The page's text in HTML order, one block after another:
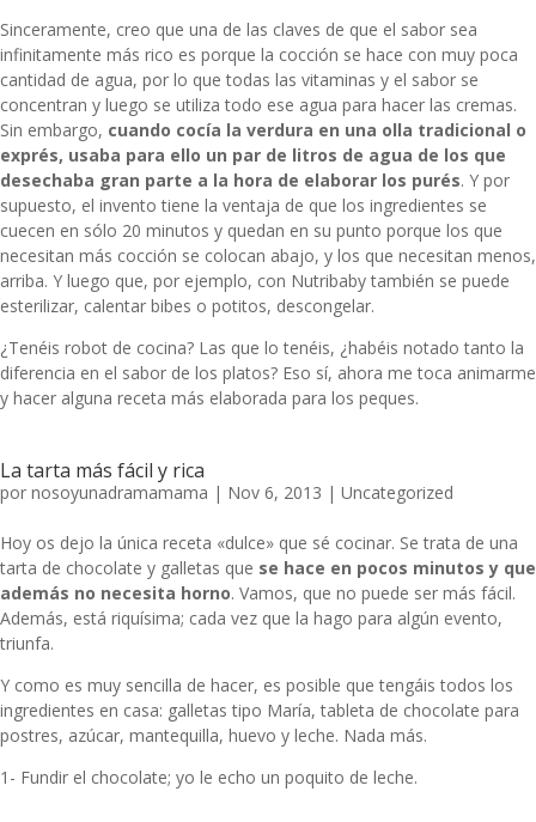
Sinceramente, creo que una de las claves de que el sabor sea
infinitamente más rico es porque la cocción se hace con muy poca
cantidad de agua, por lo que todas las vitaminas y el sabor se
concentran y luego se utiliza todo ese agua para hacer las cremas.
Sin embargo, cuando cocía la verdura en una olla tradicional o
exprés, usaba para ello un par de litros de agua de los que
desechaba gran parte a la hora de elaborar los purés. Y por
supuesto, el invento tiene la ventaja de que los ingredientes se
cuecen en sólo 20 minutos y quedan en su punto porque los que
necesitan más cocción se colocan abajo, y los que necesitan menos,
arriba. Y luego que, por ejemplo, con Nutribaby también se puede
esterilizar, calentar bibes o potitos, descongelar.
¿Tenéis robot de cocina? Las que lo tenéis, ¿habéis notado tanto la
diferencia en el sabor de los platos? Eso sí, ahora me toca animarme
y hacer alguna receta más elaborada para los peques.
La tarta más fácil y rica
por nosoyunadramamama | Nov 6, 2013 | Uncategorized
Hoy os dejo la única receta «dulce» que sé cocinar. Se trata de una
tarta de chocolate y galletas que se hace en pocos minutos y que
además no necesita horno. Vamos, que no puede ser más fácil.
Además, está riquísima; cada vez que la hago para algún evento,
triunfa.
Y como es muy sencilla de hacer, es posible que tengáis todos los
ingredientes en casa: galletas tipo María, tableta de chocolate para
postres, azúcar, mantequilla, huevo y leche. Nada más.
1- Fundir el chocolate; yo le echo un poquito de leche.